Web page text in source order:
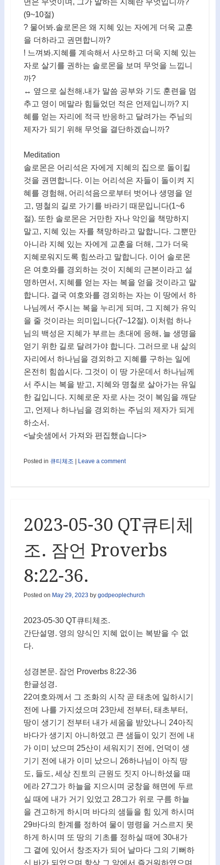
면은 무엇이며, 그가 말하는 지혜란 무엇입니까?
(9~10절)
? 물어봐.솔로몬은 왜 지혜 있는 자에게 더욱 교훈
을 더하라고 권면합니까?
! 느껴봐.지혜를 계속해서 사모하고 더욱 지혜 있는
자로 살기를 권하는 솔로몬을 보며 무엇을 느낍니
까?
↔ 옆으로 실천해.내가 말씀 공부와 기도 훈련을 멈
추고 영이 메말라 힘들었던 적은 언제입니까? 지
혜를 얻는 자리에 적극 반응하고 달려가는 주님의
제자가 되기 위해 무엇을 결단하겠습니까?
Meditation
솔로몬은 어리석은 자에게 지혜의 집으로 돌이킬
것을 권면합니다. 이는 어리석은 자들이 돌이켜 지
혜를 경험해, 어리석음으로부터 벗어나 생명을 얻
고, 명철의 길로 가기를 바라기 때문입니다(1~6
절). 또한 솔로몬은 거만한 자나 악인을 책망하지
말고, 지혜 있는 자를 책망하라고 말합니다. 그뿐만
아니라 지혜 있는 자에게 교훈을 더해, 그가 더욱
지혜로워지도록 힘쓰라고 말합니다. 이어 솔로몬
은 여호와를 경외하는 것이 지혜의 근본이라고 설
명하면서, 지혜를 얻는 자는 복을 얻을 것이라고 말
합니다. 결국 여호와를 경외하는 자는 이 땅에서 하
나님께서 주시는 복을 누리게 되며, 그 지혜가 유익
을 줄 것이라는 의미입니다(7~12절). 이처럼 하나
님의 백성은 지혜가 부르는 초대에 응해, 늘 생명을
얻기 위한 길로 달려가야 합니다. 그러므로 내 삶의
자리에서 하나님을 경외하고 지혜를 구하는 일에
온전히 힘씁시다. 그것이 이 땅 가운데서 하나님께
서 주시는 복을 받고, 지혜와 명철로 살아가는 유일
한 길입니다. 지혜로운 자로 사는 것이 복임을 깨닫
고, 언제나 하나님을 경외하는 주님의 제자가 되게
하소서.
<날솟샘에서 가져와 편집했습니다>
Posted in 큐티체조 Leave a comment
2023-05-30 QT큐티체
조. 잠언 Proverbs
8:22-36.
Posted on May 29, 2023 by godpeoplechurch
2023-05-30 QT큐티체조.
간단설명. 영의 양식인 지혜 없이는 복받을 수 없
다.
성경본문. 잠언 Proverbs 8:22-36
한글성경.
22여호와께서 그 조화의 시작 곧 태초에 일하시기
전에 나를 가지셨으며 23만세 전부터, 태초부터,
땅이 생기기 전부터 내가 세움을 받았나니 24아직
바다가 생기지 아니하였고 큰 샘들이 있기 전에 내
가 이미 났으며 25산이 세워지기 전에, 언덕이 생
기기 전에 내가 이미 났으니 26하나님이 아직 땅
도, 들도, 세상 진토의 근원도 짓지 아니하셨을 때
에라 27그가 하늘을 지으시며 궁창을 해면에 두르
실 때에 내가 거기 있었고 28그가 위로 구름 하늘
을 견고하게 하시며 바다의 샘들을 힘 있게 하시며
29바다의 한계를 정하여 물이 명령을 거스르지 못
하게 하시며 또 땅의 기초를 정하실 때에 30내가
그 곁에 있어서 창조자가 되어 날마다 그의 기뻐하
신 바가 되었으며 항상 그 앞에서 즐거워하였으며